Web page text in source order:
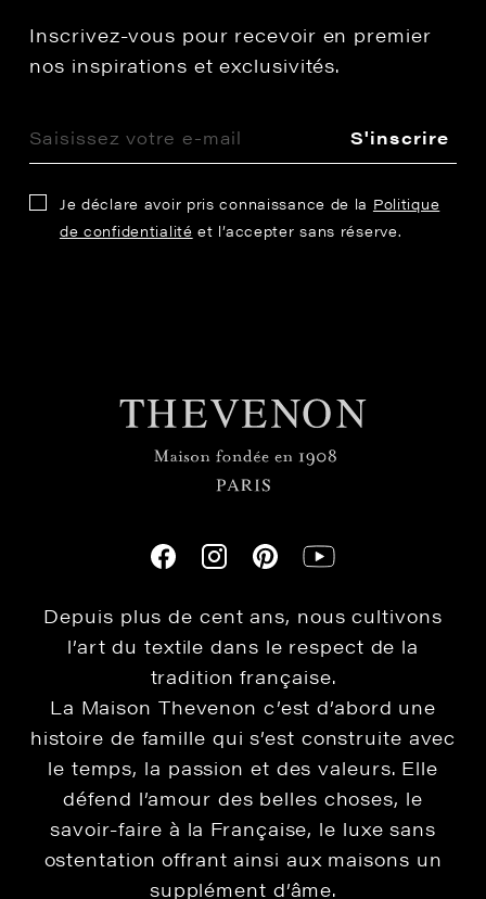
Inscrivez-vous pour recevoir en premier
nos inspirations et exclusivités.
S'inscrire
Je déclare avoir pris connaissance de la Politique
de confidentialité et l’accepter sans réserve.
Depuis plus de cent ans, nous cultivons
l’art du textile dans le respect de la
tradition française.
La Maison Thevenon c’est d’abord une
histoire de famille qui s’est construite avec
le temps, la passion et des valeurs. Elle
défend l’amour des belles choses, le
savoir-faire à la Française, le luxe sans
ostentation offrant ainsi aux maisons un
supplément d’âme.